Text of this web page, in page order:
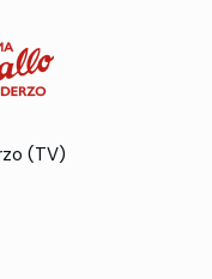
(TV)